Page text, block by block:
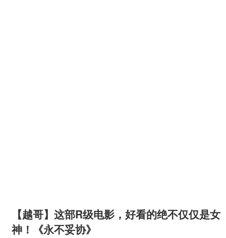
【越哥】这部R级电影，好看的绝不仅仅是女
神！《永不妥协》